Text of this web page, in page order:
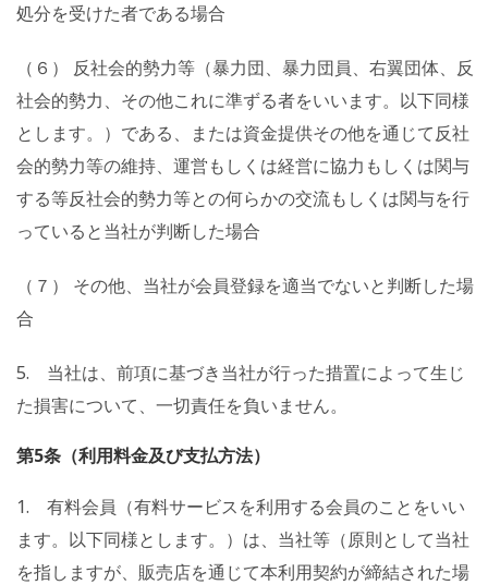
処分を受けた者である場合
（６） 反社会的勢力等（暴力団、暴力団員、右翼団体、反
社会的勢力、その他これに準ずる者をいいます。以下同様
とします。）である、または資金提供その他を通じて反社
会的勢力等の維持、運営もしくは経営に協力もしくは関与
する等反社会的勢力等との何らかの交流もしくは関与を行
っていると当社が判断した場合
（７） その他、当社が会員登録を適当でないと判断した場
合
5. 当社は、前項に基づき当社が行った措置によって生じ
た損害について、一切責任を負いません。
第5条（利用料金及び支払方法）
1. 有料会員（有料サービスを利用する会員のことをいい
ます。以下同様とします。）は、当社等（原則として当社
を指しますが、販売店を通じて本利用契約が締結された場